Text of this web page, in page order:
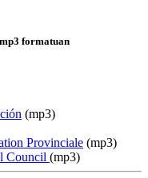
formatuan
(mp3)
Provinciale (mp3)
Council (mp3)